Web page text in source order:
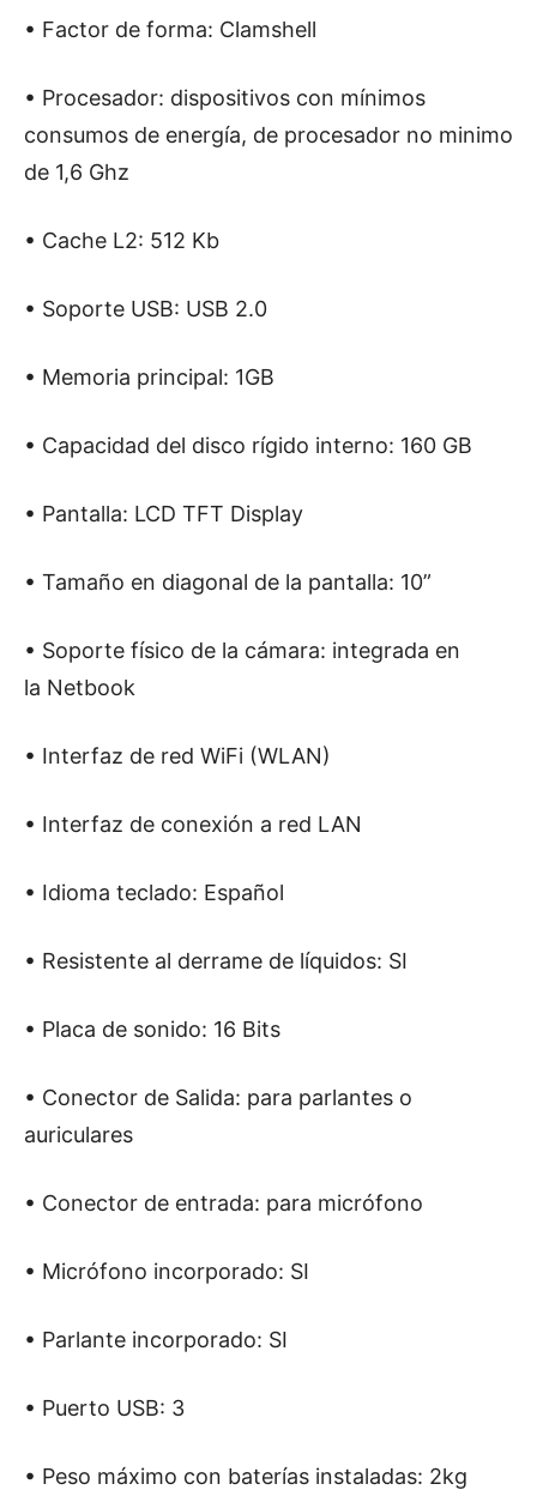
• Factor de forma: Clamshell
• Procesador: dispositivos con mínimos
consumos de energía, de procesador no minimo
de 1,6 Ghz
• Cache L2: 512 Kb
• Soporte USB: USB 2.0
• Memoria principal: 1GB
• Capacidad del disco rígido interno: 160 GB
• Pantalla: LCD TFT Display
• Tamaño en diagonal de la pantalla: 10”
• Soporte físico de la cámara: integrada en
la Netbook
• Interfaz de red WiFi (WLAN)
• Interfaz de conexión a red LAN
• Idioma teclado: Español
• Resistente al derrame de líquidos: SI
• Placa de sonido: 16 Bits
• Conector de Salida: para parlantes o
auriculares
• Conector de entrada: para micrófono
• Micrófono incorporado: SI
• Parlante incorporado: SI
• Puerto USB: 3
• Peso máximo con baterías instaladas: 2kg